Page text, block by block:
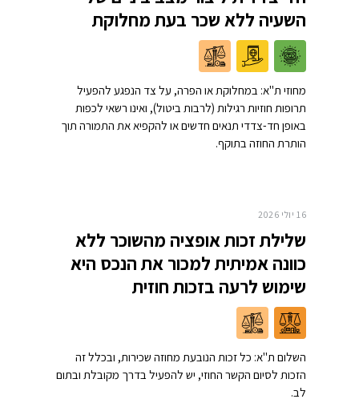
השעיה ללא שכר בעת מחלוקת
מחוזי ת"א: במחלוקת או הפרה, על צד הנפגע להפעיל
תרופות חוזיות רגילות (לרבות ביטול), ואינו רשאי לכפות
באופן חד-צדדי תנאים חדשים או להקפיא את התמורה תוך
הותרת החוזה בתוקף.
16 יולי 2026
שלילת זכות אופציה מהשוכר ללא
כוונה אמיתית למכור את הנכס היא
שימוש לרעה בזכות חוזית
השלום ת"א: כל זכות הנובעת מחוזה שכירות, ובכלל זה
הזכות לסיום הקשר החוזי, יש להפעיל בדרך מקובלת ובתום
לב.